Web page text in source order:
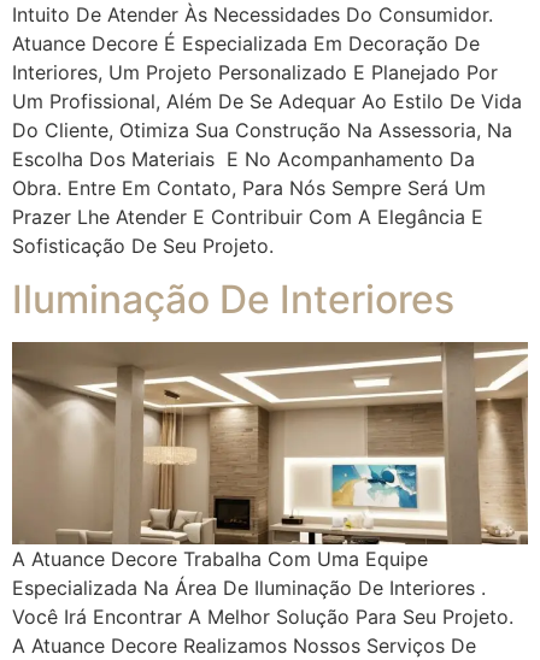
Intuito De Atender Às Necessidades Do Consumidor.
Atuance Decore É Especializada Em Decoração De
Interiores, Um Projeto Personalizado E Planejado Por
Um Profissional, Além De Se Adequar Ao Estilo De Vida
Do Cliente, Otimiza Sua Construção Na Assessoria, Na
Escolha Dos Materiais E No Acompanhamento Da
Obra. Entre Em Contato, Para Nós Sempre Será Um
Prazer Lhe Atender E Contribuir Com A Elegância E
Sofisticação De Seu Projeto.
Iluminação De Interiores
A Atuance Decore Trabalha Com Uma Equipe
Especializada Na Área De Iluminação De Interiores .
Você Irá Encontrar A Melhor Solução Para Seu Projeto.
A Atuance Decore Realizamos Nossos Serviços De